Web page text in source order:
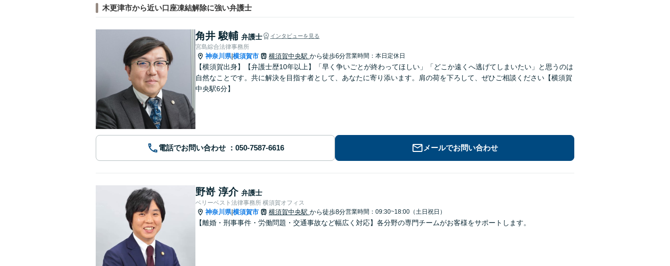
木更津市から近い口座凍結解除に強い弁護士
角井 駿輔 弁護士 インタビューを見る
宮島綜合法律事務所
神奈川県|横須賀市 横須賀中央駅 から徒歩6分営業時間：本日定休日
【横須賀出身】【弁護士歴10年以上】「早く争いごとが終わってほしい」「どこか遠くへ逃げてしまいたい」と思うのは
自然なことです。共に解決を目指す者として、あなたに寄り添います。肩の荷を下ろして、ぜひご相談ください【横須賀
中央駅6分】
電話でお問い合わせ メールでお問い合わせ
野嵜 淳介 弁護士
ベリーベスト法律事務所 横須賀オフィス
神奈川県|横須賀市 横須賀中央駅 から徒歩8分営業時間：09:30~18:00（土日祝日）
【離婚・刑事事件・労働問題・交通事故など幅広く対応】各分野の専門チームがお客様をサポートします。